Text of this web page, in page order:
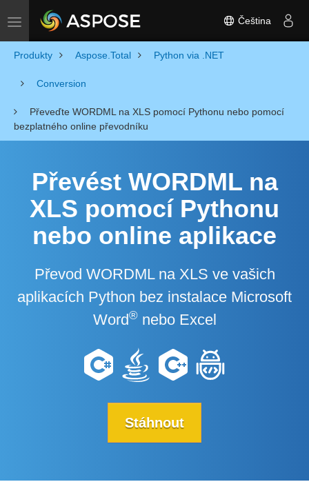
Toggle navigation Čeština
Produkty Aspose.Total Python via .NET
Conversion
Převeďte WORDML na XLS pomocí Pythonu nebo pomocí
bezplatného online převodníku
Převést WORDML na
XLS pomocí Pythonu
nebo online aplikace
Převod WORDML na XLS ve vašich
aplikacích Python bez instalace Microsoft
Word®nebo Excel
Stáhnout